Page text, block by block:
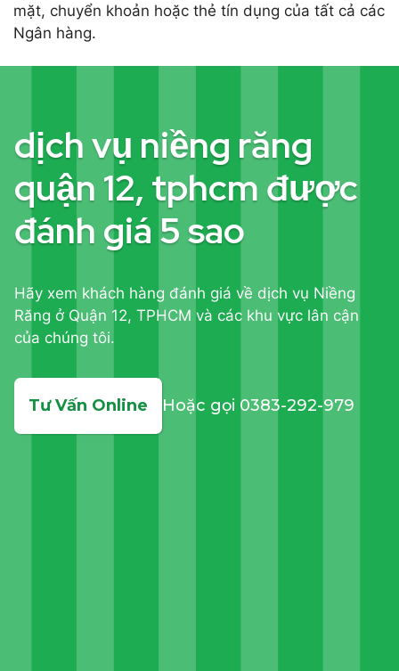
mặt, chuyển khoản hoặc thẻ tín dụng của tất cả các
Ngân hàng.
dịch vụ niềng răng
quận 12, tphcm được
đánh giá 5 sao
Hãy xem khách hàng đánh giá về dịch vụ Niềng
Răng ở Quận 12, TPHCM và các khu vực lân cận
của chúng tôi.
Tư Vấn Online Hoặc gọi 0383-292-979